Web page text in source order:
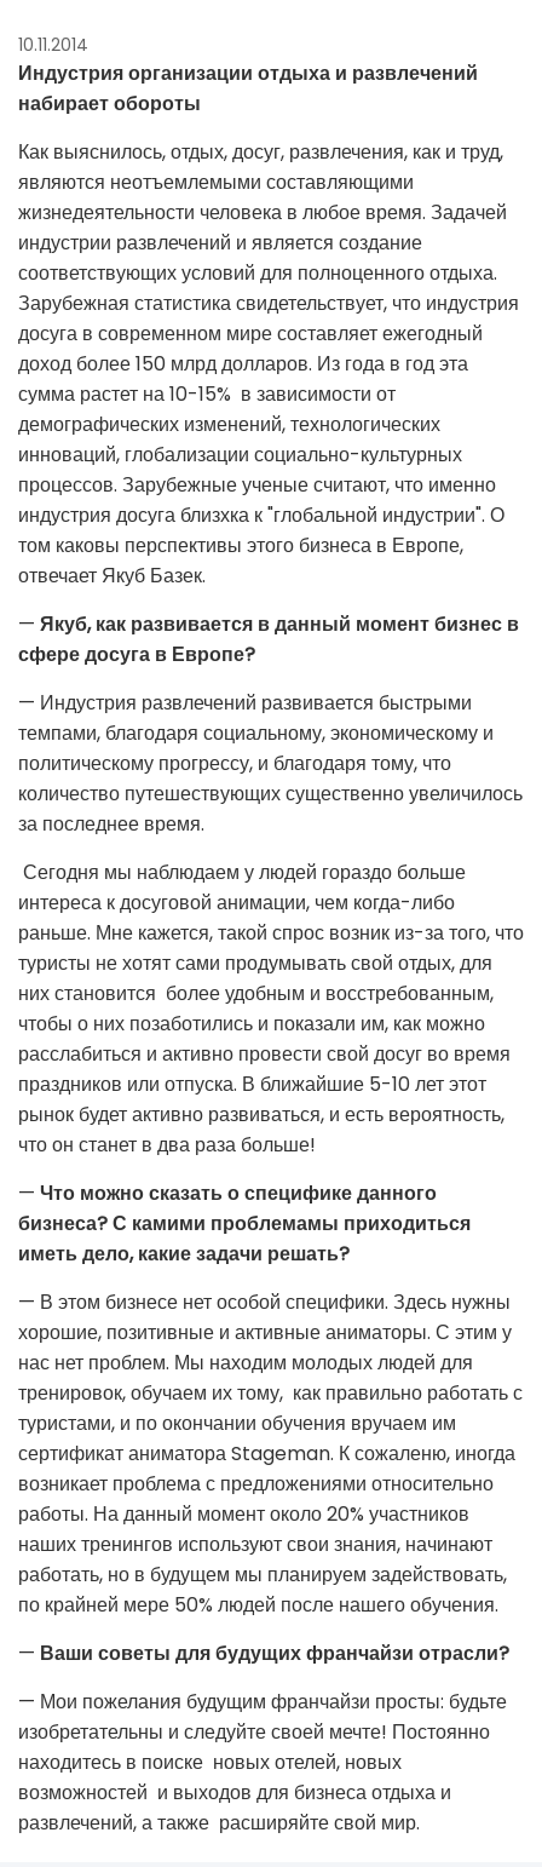
10.11.2014
Индустрия организации отдыха и развлечений
набирает обороты
Как выяснилось, отдых, досуг, развлечения, как и труд,
являются неотъемлемыми составляющими
жизнедеятельности человека в любое время. Задачей
индустрии развлечений и является создание
соответствующих условий для полноценного отдыха.
Зарубежная статистика свидетельствует, что индустрия
досуга в современном мире составляет ежегодный
доход более 150 млрд долларов. Из года в год эта
сумма растет на 10-15% в зависимости от
демографических изменений, технологических
инноваций, глобализации социально-культурных
процессов. Зарубежные ученые считают, что именно
индустрия досуга близхка к "глобальной индустрии". О
том каковы перспективы этого бизнеса в Европе,
отвечает Якуб Базек.
— Якуб, как развивается в данный момент бизнес в
сфере досуга в Европе?
— Индустрия развлечений развивается быстрыми
темпами, благодаря социальному, экономическому и
политическому прогрессу, и благодаря тому, что
количество путешествующих существенно увеличилось
за последнее время.
Сегодня мы наблюдаем у людей гораздо больше
интереса к досуговой анимации, чем когда-либо
раньше. Мне кажется, такой спрос возник из-за того, что
туристы не хотят сами продумывать свой отдых, для
них становится более удобным и восстребованным,
чтобы о них позаботились и показали им, как можно
расслабиться и активно провести свой досуг во время
праздников или отпуска. В ближайшие 5-10 лет этот
рынок будет активно развиваться, и есть вероятность,
что он станет в два раза больше!
— Что можно сказать о специфике данного
бизнеса? С камими проблемамы приходиться
иметь дело, какие задачи решать?
— В этом бизнесе нет особой специфики. Здесь нужны
хорошие, позитивные и активные аниматоры. С этим у
нас нет проблем. Мы находим молодых людей для
тренировок, обучаем их тому, как правильно работать с
туристами, и по окончании обучения вручаем им
сертификат аниматора Stageman. К сожаленю, иногда
возникает проблема с предложениями относительно
работы. На данный момент около 20% участников
наших тренингов используют свои знания, начинают
работать, но в будущем мы планируем задействовать,
по крайней мере 50% людей после нашего обучения.
— Ваши советы для будущих франчайзи отрасли?
— Мои пожелания будущим франчайзи просты: будьте
изобретательны и следуйте своей мечте! Постоянно
находитесь в поиске новых отелей, новых
возможностей и выходов для бизнеса отдыха и
развлечений, а также расширяйте свой мир.